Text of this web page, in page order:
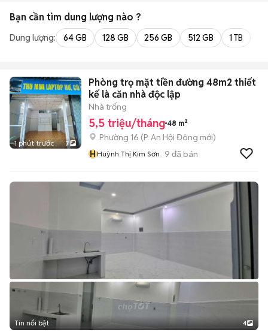
Bạn cần tìm dung lượng nào ?
Dung lượng: 64 GB 128 GB 256 GB 512 GB 1 TB
1 phút trước 7
Phòng trọ mặt tiền đường 48m2 thiết
kế là căn nhà độc lập
Nhà trống
5,5 triệu/tháng 48 m²
Phường 16 (P. An Hội Đông mới)
HHuỳnh Thị Kim Sơn 9 đã bán
Tin nổi bật 4